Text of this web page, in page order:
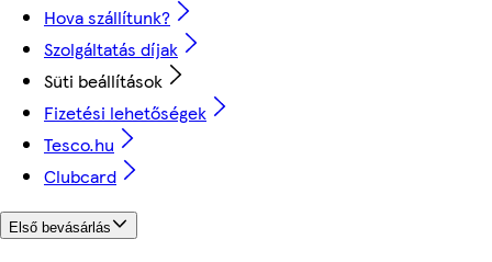
Hova szállítunk?
Szolgáltatás díjak
Süti beállítások
Fizetési lehetőségek
Tesco.hu
Clubcard
Első bevásárlás